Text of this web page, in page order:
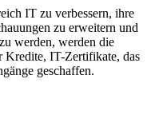
IT zu verbessern, ihre
zu erweitern und
werden, werden die
Kredite, IT-Zertifikate, das
geschaffen.